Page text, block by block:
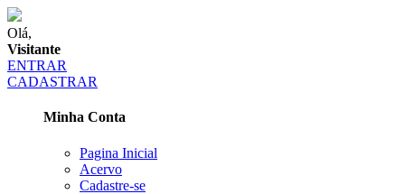
Olá,
Visitante
ENTRAR
CADASTRAR
Minha Conta
Pagina Inicial
Acervo
Cadastre-se